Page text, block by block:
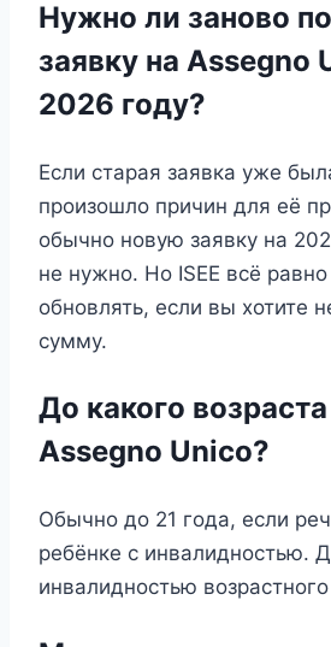
Нужно ли заново
заявку на Assegno
2026 году?
Если старая заявка уже
произошло причин для её
обычно новую заявку на
не нужно. Но ISEE всё
обновлять, если вы хотите
сумму.
До какого
Assegno Unico?
Обычно до 21 года, если
ребёнке с инвалидностью.
инвалидностью